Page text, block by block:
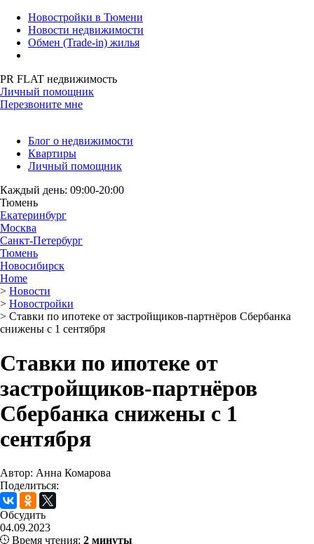
Новостройки в Тюмени
Новости недвижимости
Обмен (Trade-in) жилья
PR FLAT недвижимость
Личный помощник
Перезвоните мне
Блог о недвижимости
Квартиры
Личный помощник
Каждый день: 09:00-20:00
Тюмень
Екатеринбург
Москва
Санкт-Петербург
Тюмень
Новосибирск
Home
> Новости
> Новостройки
> Ставки по ипотеке от застройщиков-партнёров Сбербанка
снижены с 1 сентября
Ставки по ипотеке от
застройщиков-партнёров
Сбербанка снижены с 1
сентября
Автор: Анна Комарова
Поделиться:
Обсудить
04.09.2023
Время чтения: 2 минуты